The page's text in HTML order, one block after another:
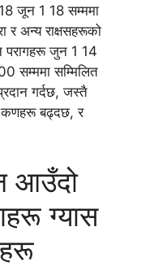
जून 1 18 सम्ममा
र अन्य राक्षसहरूको
परागहरू जुन 1 14
सम्ममा सम्मिलित
गर्दछ, जस्तै
कणहरू बढ्दछ, र
आउँदो
ग्यास